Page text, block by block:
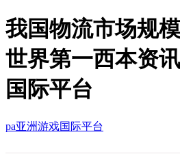
我国物流市场规
世界第一西本资
国际平台
pa亚洲游戏国际平台